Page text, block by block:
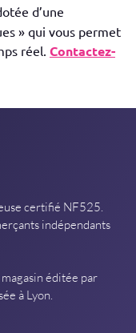
d’une
» qui vous permet
réel. Contactez-
certifié NF525.
indépendants
éditée par
à Lyon.